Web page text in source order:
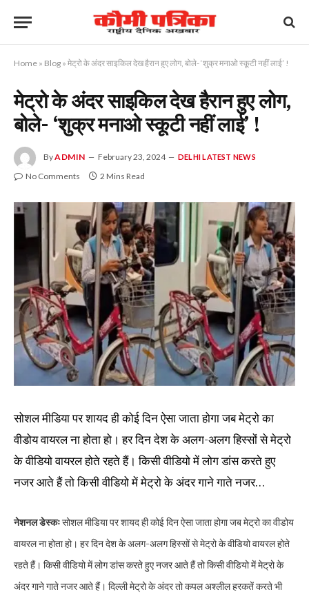
Home » Blog » मेट्रो के अंदर साइकिल देख हैरान हुए लोग, बोले- ‘शुक्र मनाओ स्कूटी नहीं लाई’ !
मेट्रो के अंदर साइकिल देख हैरान हुए लोग,
बोले- ‘शुक्र मनाओ स्कूटी नहीं लाई’ !
ByADMIN February 23, 2024 DELHI LATEST NEWS
No Comments 2 Mins Read
सोशल मीडिया पर शायद ही कोई दिन ऐसा जाता होगा जब मेट्रो का
वीडोय वायरल ना होता हो। हर दिन देश के अलग-अलग हिस्सों से मेट्रो
के वीडियो वायरल होते रहते हैं। किसी वीडियो में लोग डांस करते हुए
नजर आते हैं तो किसी वीडियो में मेट्रो के अंदर गाने गाते नजर…
नेशनल डेस्कःसोशल मीडिया पर शायद ही कोई दिन ऐसा जाता होगा जब मेट्रो का वीडोय
वायरल ना होता हो। हर दिन देश के अलग-अलग हिस्सों से मेट्रो के वीडियो वायरल होते
रहते हैं। किसी वीडियो में लोग डांस करते हुए नजर आते हैं तो किसी वीडियो में मेट्रो के
अंदर गाने गाते नजर आते हैं। दिल्ली मेट्रो के अंदर तो कपल अश्लील हरकतें करते भी